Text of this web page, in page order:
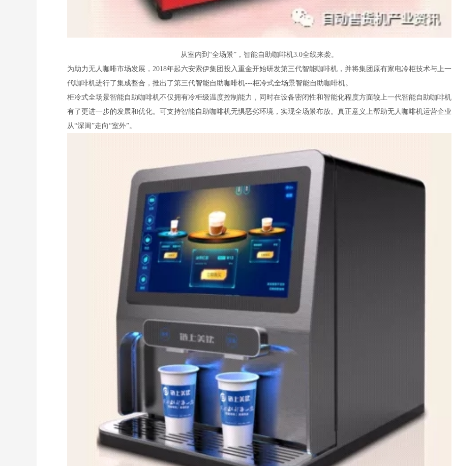
从室内到“全场景”，智能自助咖啡机3.0全线来袭。
为助力无人咖啡市场发展，2018年起六安索伊集团投入重金开始研发第三代智能咖啡机，并将集团原有家电冷柜技术与上一
代咖啡机进行了集成整合，推出了第三代智能自助咖啡机---柜冷式全场景智能自助咖啡机。
柜冷式全场景智能自助咖啡机不仅拥有冷柜级温度控制能力，同时在设备密闭性和智能化程度方面较上一代智能自助咖啡机
有了更进一步的发展和优化。可支持智能自助咖啡机无惧恶劣环境，实现全场景布放。真正意义上帮助无人咖啡机运营企业
从“深闺”走向“室外”。